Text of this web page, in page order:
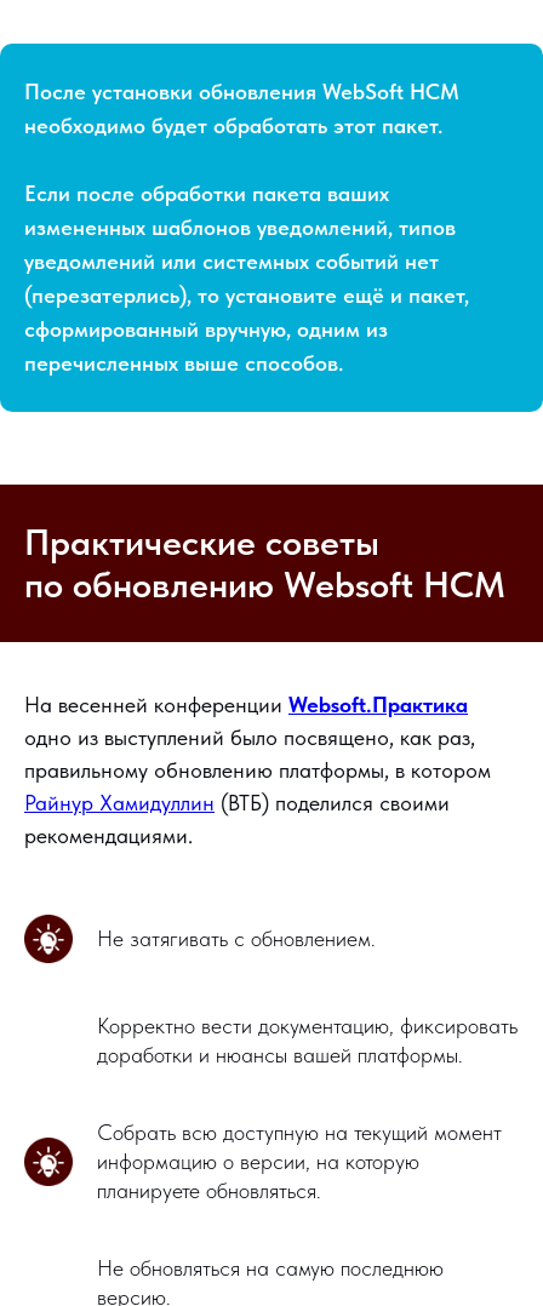
После установки обновления WebSoft HCM
необходимо будет обработать этот пакет.
Если после обработки пакета ваших
измененных шаблонов уведомлений, типов
уведомлений или системных событий нет
(перезатерлись), то установите ещё и пакет,
сформированный вручную, одним из
перечисленных выше способов.
Практические советы
по обновлению Websoft HCM
На весенней конференции Websoft.Практика
одно из выступлений было посвящено, как раз,
правильному обновлению платформы, в котором
Райнур Хамидуллин (ВТБ) поделился своими
рекомендациями.
Не затягивать с обновлением.
Корректно вести документацию, фиксировать
доработки и нюансы вашей платформы.
Собрать всю доступную на текущий момент
информацию о версии, на которую
планируете обновляться.
Не обновляться на самую последнюю
версию.